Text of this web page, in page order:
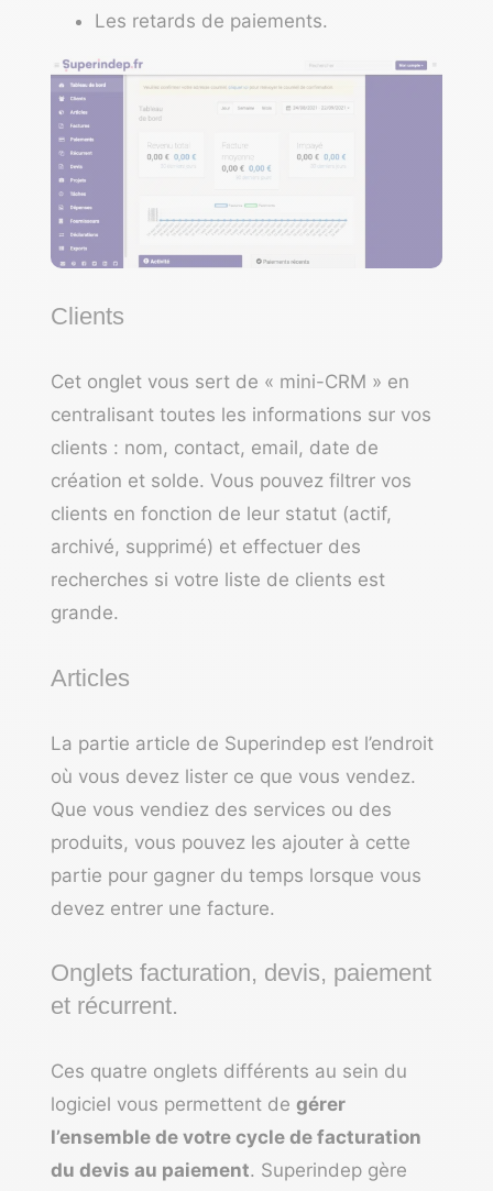
Les retards de paiements.
Clients
Cet onglet vous sert de « mini-CRM » en
centralisant toutes les informations sur vos
clients : nom, contact, email, date de
création et solde. Vous pouvez filtrer vos
clients en fonction de leur statut (actif,
archivé, supprimé) et effectuer des
recherches si votre liste de clients est
grande.
Articles
La partie article de Superindep est l’endroit
où vous devez lister ce que vous vendez.
Que vous vendiez des services ou des
produits, vous pouvez les ajouter à cette
partie pour gagner du temps lorsque vous
devez entrer une facture.
Onglets facturation, devis, paiement
et récurrent.
Ces quatre onglets différents au sein du
logiciel vous permettent de gérer
l’ensemble de votre cycle de facturation
du devis au paiement. Superindep gère